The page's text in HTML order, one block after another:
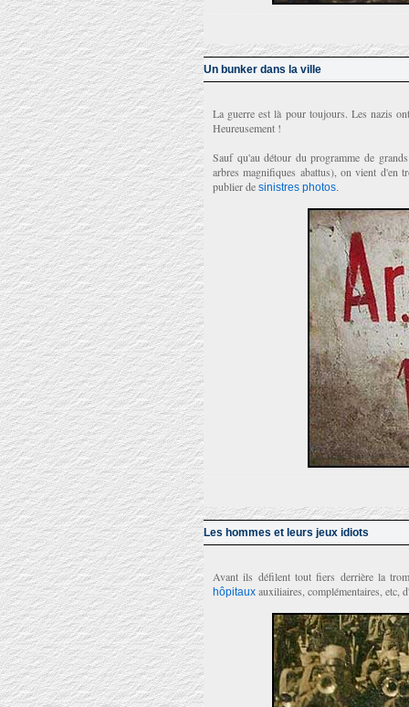
Un bunker dans la ville
La guerre est là pour toujours. Les nazis
Heureusement !
Sauf qu'au détour du programme de
arbres magnifiques abattus), on vient d'en
publier de sinistres photos.
Les hommes et leurs jeux idiots
Avant ils défilent tout fiers derrière la
hôpitaux auxiliaires, complémentaires, etc,